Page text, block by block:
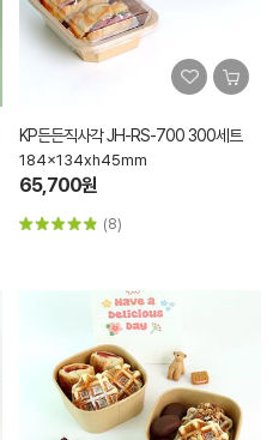
KP든든직사각 JH-RS-700 300세트
184x134xh45mm
65,700원
(8)